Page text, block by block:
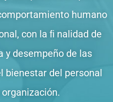
humano
con la ﬁ nalidad de
y desempeño de las
bienestar del personal
organización.